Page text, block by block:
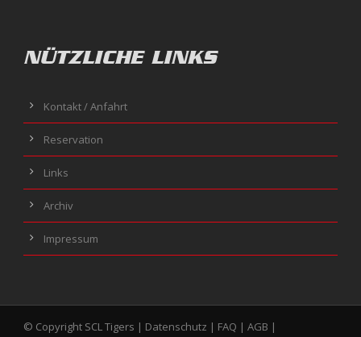
NÜTZLICHE LINKS
Kontakt / Anfahrt
Reservation
Links
Archiv
Impressum
© Copyright SCL Tigers | Datenschutz | FAQ | AGB |